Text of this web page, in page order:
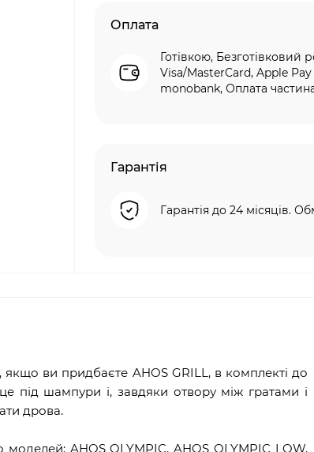
Оплата
Готівкою, Безготівковий
Visa/MasterCard, Apple
monobank, Оплата
Гарантія
Гарантія до 24 місяців.
ви придбаєте AHOS GRILL, в комплекті до
під шампури і, завдяки отвору між гратами і
дрова.
AHOS OLYMPIC, AHOS OLYMPIC LOW,